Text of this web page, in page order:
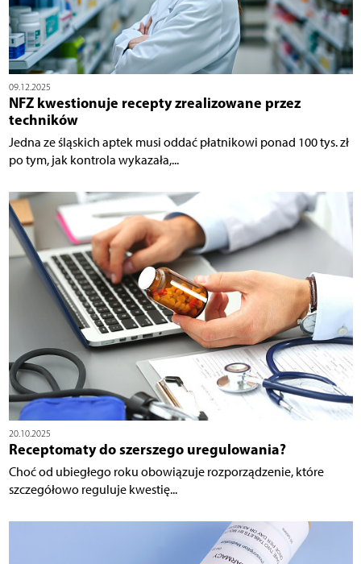
09.12.2025
NFZ kwestionuje recepty zrealizowane przez
techników
Jedna ze śląskich aptek musi oddać płatnikowi ponad 100 tys. zł
po tym, jak kontrola wykazała,...
20.10.2025
Receptomaty do szerszego uregulowania?
Choć od ubiegłego roku obowiązuje rozporządzenie, które
szczegółowo reguluje kwestię...